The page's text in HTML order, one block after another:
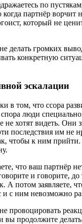
по
партнёр ворчит
который не
не делать громких
конкретную
эскалации
в том, что ссора
люди
не хотят видеть. Они
последствия им не
чтобы к ним
что ваш партнёр
и говорите, до
А потом заявляете,
с ним невозможно
не провоцировать
вы продолжите делать